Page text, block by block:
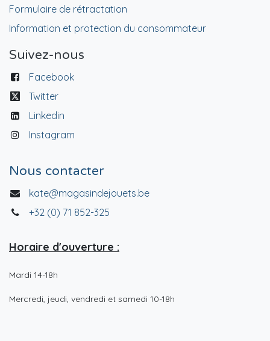
Formulaire de rétractation
Information et protection du consommateur
Suivez-nous
Facebook
Twitter
Linkedin
Instagram
Nous contacter
kate@magasindejouets.be
+32 (0) 71 852-325
Horaire d'ouverture :
Mardi 14-18h
Mercredi, jeudi, vendredi et samedi 10-18h